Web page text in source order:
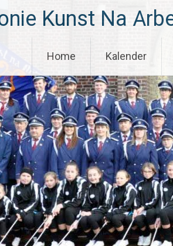
Kunst Na
Home Kalender